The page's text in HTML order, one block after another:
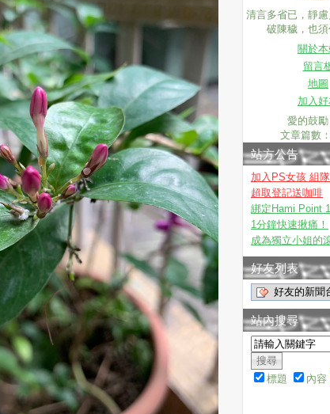
清言多省已，靜
破陳穢，也須
關於
留言
地圖
加入
愛的鼓勵
文章篇數：
站方公告
加入PS女孩 組
超取登記送咖啡
綁定Hami Point
1分鐘快速揪痛！
成為獨立小姐的
好友列表
好友的新聞
站內搜尋
標題 內容